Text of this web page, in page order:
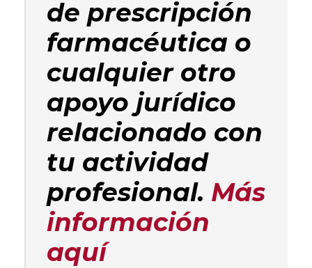
de prescripción
farmacéutica o
cualquier otro
apoyo jurídico
relacionado con
tu actividad
profesional. Más
información
aquí